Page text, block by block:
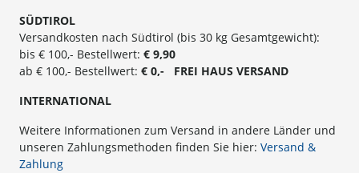
SÜDTIROL
Versandkosten nach Südtirol (bis 30 kg Gesamtgewicht):
bis € 100,- Bestellwert: € 9,90
ab € 100,- Bestellwert: € 0,- FREI HAUS VERSAND
INTERNATIONAL
Weitere Informationen zum Versand in andere Länder und
unseren Zahlungsmethoden finden Sie hier: Versand &
Zahlung